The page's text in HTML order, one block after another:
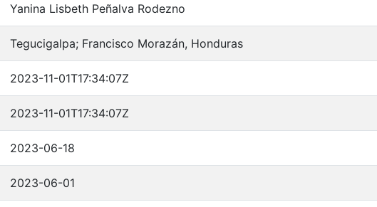
Yanina Lisbeth Peñalva Rodezno
Tegucigalpa; Francisco Morazán, Honduras
2023-11-01T17:34:07Z
2023-11-01T17:34:07Z
2023-06-18
2023-06-01